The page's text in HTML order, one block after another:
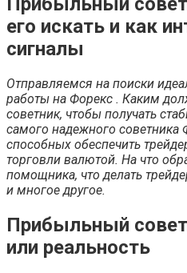
его искать и как
сигналы
Отправляемся на поиски
работы на Форекс . Каким
советник, чтобы получать
самого надежного советника
способных обеспечить
торговли валютой. На что
помощника, что делать
и многое другое.
Прибыльный
или реальность